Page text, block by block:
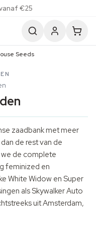
€25
Seeds
zaadbank met meer
de rest van de
we de complete
feminized en
White Widow en Super
als Skywalker Auto
uit Amsterdam,